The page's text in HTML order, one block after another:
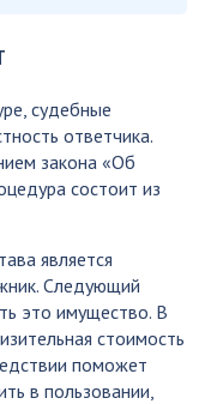
судебные
ответчика.
закона «Об
состоит из
является
Следующий
это имущество. В
стоимость
поможет
в пользовании,